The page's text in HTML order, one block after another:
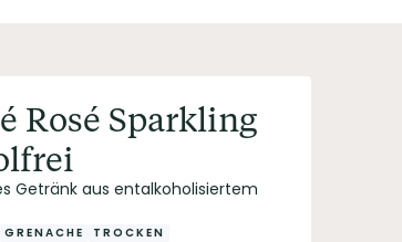
Rosé Sparkling
Getränk aus entalkoholisiertem
GRENACHE TROCKEN